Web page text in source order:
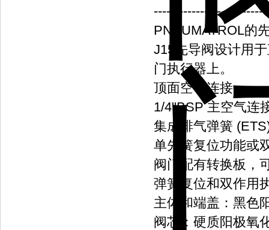
PNEUMATROL的
J15先导阀设计用
门执行器上。
顶面空气连接
1/4"BSP 主空气连
集成排气弹簧
单先簧复位功能或
阀门配有转换板，
弹簧复位和双作用
主体和端盖：黑色
阀芯：硬质阳极氧